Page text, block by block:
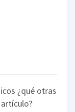
¿qué otras